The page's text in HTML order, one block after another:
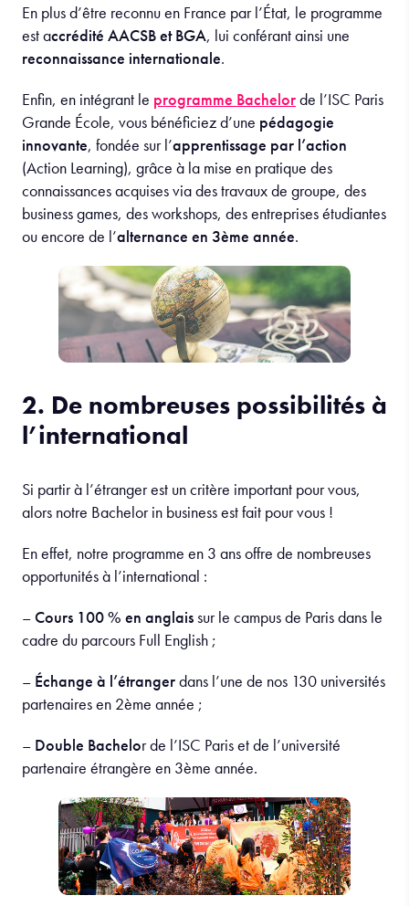
En plus d’être reconnu en France par l’État, le programme
est accrédité AACSB et BGA, lui conférant ainsi une
reconnaissance internationale.
Enfin, en intégrant le programme Bachelorde l’ISC Paris
Grande École, vous bénéficiez d’une pédagogie
innovante, fondée sur l’apprentissage par l’action
(Action Learning), grâce à la mise en pratique des
connaissances acquises via des travaux de groupe, des
business games, des workshops, des entreprises étudiantes
ou encore de l’alternance en 3ème année.
2. De nombreuses possibilités à
l’international
Si partir à l’étranger est un critère important pour vous,
alors notre Bachelor in business est fait pour vous !
En effet, notre programme en 3 ans offre de nombreuses
opportunités à l’international :
–Cours 100 % en anglaissur le campus de Paris dans le
cadre du parcours Full English ;
– Échange à l’étrangerdans l’une de nos 130 universités
partenaires en 2ème année ;
– Double Bachelor de l’ISC Paris et de l’université
partenaire étrangère en 3ème année.